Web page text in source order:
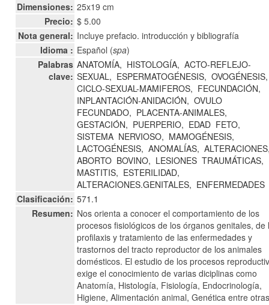
Dimensiones: 25x19 cm
Precio: $ 5.00
Nota general: Incluye prefacio. introducción y bibliografía
Idioma : Español (spa)
Palabras
clave:
ANATOMÍA, HISTOLOGÍA, ACTO-REFLEJO-
SEXUAL, ESPERMATOGÉNESIS, OVOGÉNESIS,
CICLO-SEXUAL-MAMIFEROS, FECUNDACIÓN,
INPLANTACIÓN-ANIDACIÓN, OVULO
FECUNDADO, PLACENTA-ANIMALES,
GESTACIÓN, PUERPERIO, EDAD FETO,
SISTEMA NERVIOSO, MAMOGÉNESIS,
LACTOGÉNESIS, ANOMALÍAS,
ABORTO BOVINO, LESIONES TRAUMÁTICAS,
MASTITIS, ESTERILIDAD,
ALTERACIONES.GENITALES, ENFERMEDADES
Clasificación: 571.1
Resumen: Nos orienta a conocer el comportamiento de los
procesos fisiológicos de los órganos genitales, de
profilaxis y tratamiento de las enfermedades y
trastornos del tracto reproductor de los animales
domésticos. El estudio de los procesos
exige el conocimiento de varias diciplinas como
Anatomía, Histología, Fisiología, Endocrinología,
Higiene, Alimentación animal, Genética entre